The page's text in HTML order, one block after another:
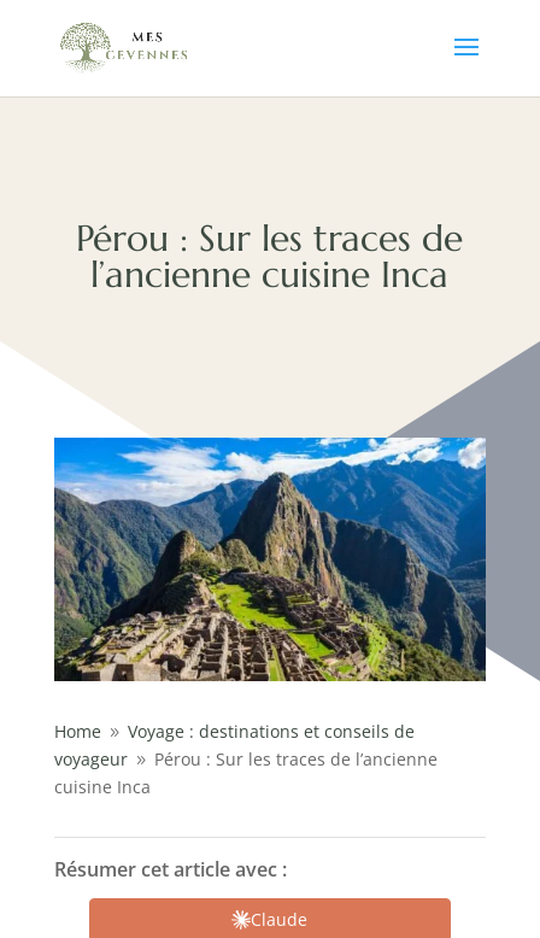
Pérou : Sur les traces de
l’ancienne cuisine Inca
Home 9 Voyage : destinations et conseils de
voyageur 9 Pérou : Sur les traces de l’ancienne
cuisine Inca
Résumer cet article avec :
Claude